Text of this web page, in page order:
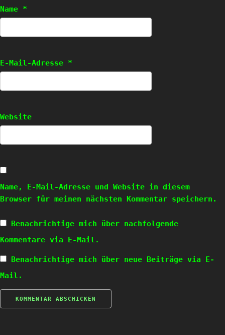
Name *
E-Mail-Adresse *
Website
Name, E-Mail-Adresse und Website in diesem
Browser für meinen nächsten Kommentar speichern.
Benachrichtige mich über nachfolgende
Kommentare via E-Mail.
Benachrichtige mich über neue Beiträge via E-
Mail.